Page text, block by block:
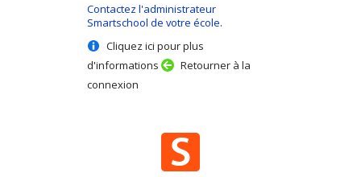
Contactez l'administrateur
Smartschool de votre école.
Cliquez ici pour plus
d'informations
Retourner à la
connexion